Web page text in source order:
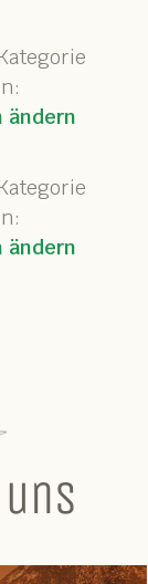
ändern
ändern